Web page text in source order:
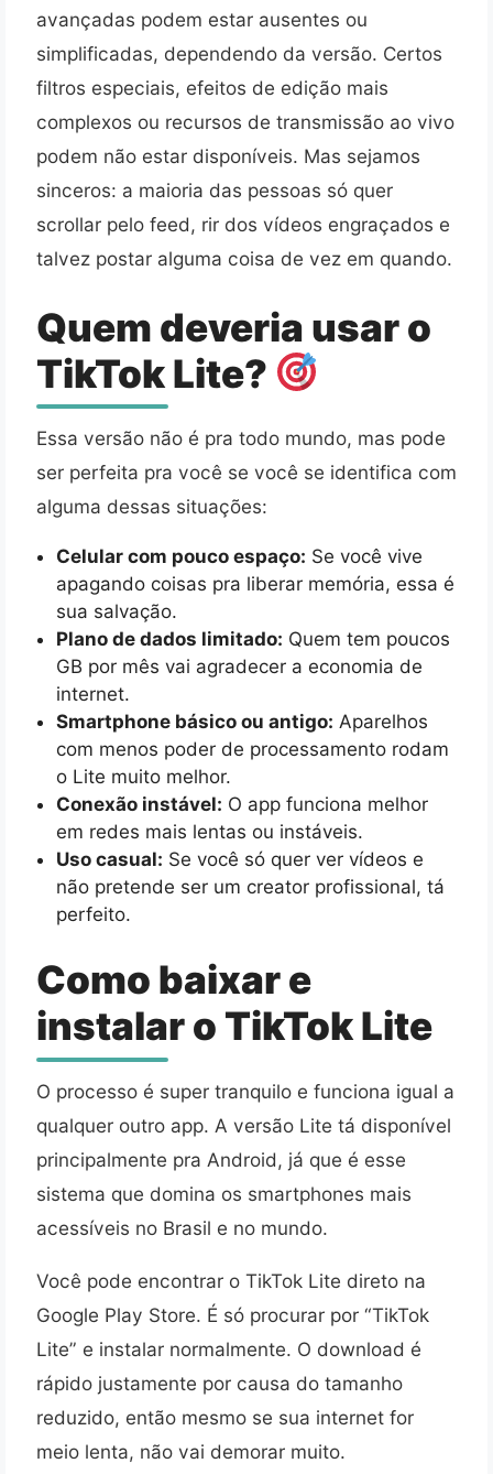
avançadas podem estar ausentes ou
simplificadas, dependendo da versão. Certos
filtros especiais, efeitos de edição mais
complexos ou recursos de transmissão ao vivo
podem não estar disponíveis. Mas sejamos
sinceros: a maioria das pessoas só quer
scrollar pelo feed, rir dos vídeos engraçados e
talvez postar alguma coisa de vez em quando.
Quem deveria usar o
TikTok Lite?
Essa versão não é pra todo mundo, mas pode
ser perfeita pra você se você se identifica com
alguma dessas situações:
Celular com pouco espaço: Se você vive
apagando coisas pra liberar memória, essa é
sua salvação.
Plano de dados limitado: Quem tem poucos
GB por mês vai agradecer a economia de
internet.
Smartphone básico ou antigo: Aparelhos
com menos poder de processamento rodam
o Lite muito melhor.
Conexão instável: O app funciona melhor
em redes mais lentas ou instáveis.
Uso casual: Se você só quer ver vídeos e
não pretende ser um creator profissional, tá
perfeito.
Como baixar e
instalar o TikTok Lite
O processo é super tranquilo e funciona igual a
qualquer outro app. A versão Lite tá disponível
principalmente pra Android, já que é esse
sistema que domina os smartphones mais
acessíveis no Brasil e no mundo.
Você pode encontrar o TikTok Lite direto na
Google Play Store. É só procurar por “TikTok
Lite” e instalar normalmente. O download é
rápido justamente por causa do tamanho
reduzido, então mesmo se sua internet for
meio lenta, não vai demorar muito.